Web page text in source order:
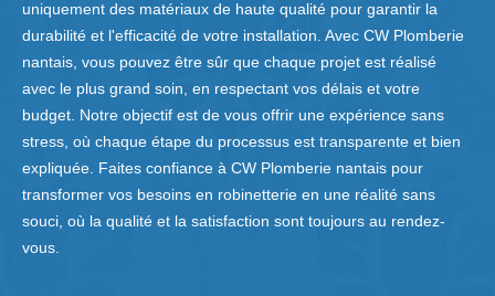
uniquement des matériaux de haute qualité pour garantir la
durabilité et l'efficacité de votre installation. Avec CW Plomberie
nantais, vous pouvez être sûr que chaque projet est réalisé
avec le plus grand soin, en respectant vos délais et votre
budget. Notre objectif est de vous offrir une expérience sans
stress, où chaque étape du processus est transparente et bien
expliquée. Faites confiance à CW Plomberie nantais pour
transformer vos besoins en robinetterie en une réalité sans
souci, où la qualité et la satisfaction sont toujours au rendez-
vous.